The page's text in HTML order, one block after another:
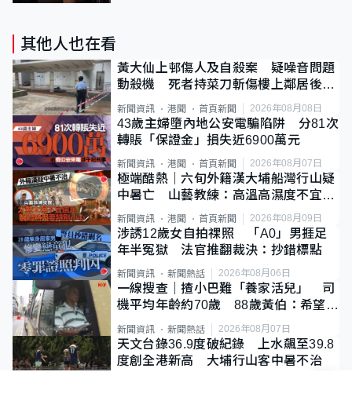
其他人也在看
黃大仙上邨傷人及自殺案 疑噪音問題
動殺機 死者持菜刀斬傷樓上鄰居後墮
新聞資訊 港聞 首頁新聞 2026年08月08日
43歲主婦墮內地公安電騙陷阱 分81次
轉賬「保證金」損失近6900萬元
新聞資訊 港聞 首頁新聞 2026年08月07日
極端酷熱｜六旬外籍漢大埔船灣行山疑
中暑亡 山藝教練：高溫高濕度不宜遠
足
新聞資訊 港聞 首頁新聞 2026年08月09日
涉誘12歲女自拍祼照 「A0」男捱足
年半冤獄 法官推翻裁決：抄錯標點
新聞資訊 新聞熱話 2026年08月06日
一線搜查｜揸小巴難「養家活兒」 司
機平均年齡約70歲 88歲黃伯：希望一
直揸落去
新聞資訊 新聞熱話 2026年08月07日
天文台錄36.9度破紀錄 上水飆至39.8
度創全港新高 大埔行山客中暑不治